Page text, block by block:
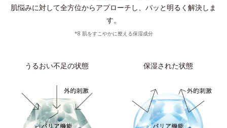
肌悩みに対して全方位からアプローチし、パッと明るく解決しま
す。
*8 肌をすこやかに整える保湿成分
うるおい不足の状態 保湿された状態